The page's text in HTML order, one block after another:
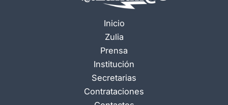
Inicio
Zulia
Prensa
Institución
Secretarias
Contrataciones